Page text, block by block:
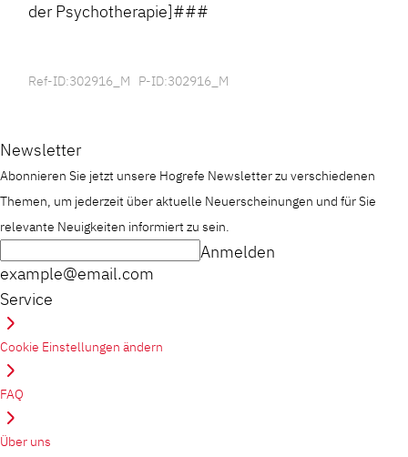
der Psychotherapie]###
Ref-ID:302916_M P-ID:302916_M
Newsletter
Abonnieren Sie jetzt unsere Hogrefe Newsletter zu verschiedenen
Themen, um jederzeit über aktuelle Neuerscheinungen und für Sie
relevante Neuigkeiten informiert zu sein.
example@email.com
Anmelden
Service
Cookie Einstellungen ändern
FAQ
Über uns